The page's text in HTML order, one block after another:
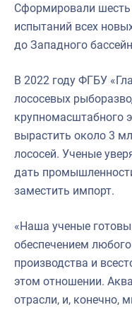
Сформировали шесть
испытаний всех
до Западного
В 2022 году ФГБУ
лососевых
крупномасштабного
вырастить около 3
лососей. Ученые
дать
заместить импорт.
«Наша ученые
обеспечением
производства и
этом отношении.
отрасли, и, конечно,